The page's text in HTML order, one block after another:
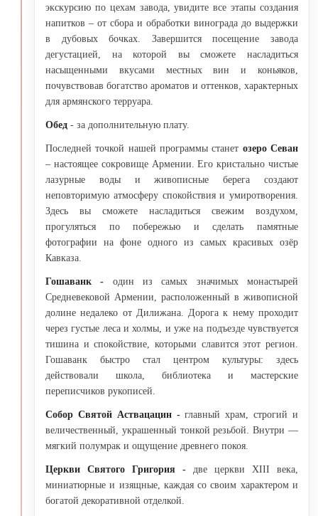
экскурсию по цехам завода, увидите все этапы создания
напитков – от сбора и обработки винограда до выдержки
в дубовых бочках. Завершится посещение завода
дегустацией, на которой вы сможете насладиться
насыщенными вкусами местных вин и коньяков,
почувствовав богатство ароматов и оттенков, характерных
для армянского терруара.
Обед - за дополнительную плату.
Последней точкой нашей программы станет озеро Севан
– настоящее сокровище Армении. Его кристально чистые
лазурные воды и живописные берега создают
неповторимую атмосферу спокойствия и умиротворения.
Здесь вы сможете насладиться свежим воздухом,
прогуляться по побережью и сделать памятные
фотографии на фоне одного из самых красивых озёр
Кавказа.
Гошаванк - один из самых значимых монастырей
Средневековой Армении, расположенный в живописной
долине недалеко от Дилижана. Дорога к нему проходит
через густые леса и холмы, и уже на подъезде чувствуется
тишина и спокойствие, которыми славится этот регион.
Гошаванк быстро стал центром культуры: здесь
действовали школа, библиотека и мастерские
переписчиков рукописей.
Собор Святой Аствацацин -главный храм, строгий и
величественный, украшенный тонкой резьбой. Внутри —
мягкий полумрак и ощущение древнего покоя.
Церкви Святого Григория - две церкви XIII века,
миниатюрные и изящные, каждая со своим характером и
богатой декоративной отделкой.